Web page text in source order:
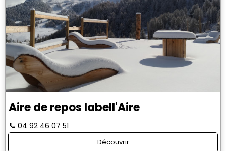
Aire de repos labell'Aire
04 92 46 07 51
Découvrir